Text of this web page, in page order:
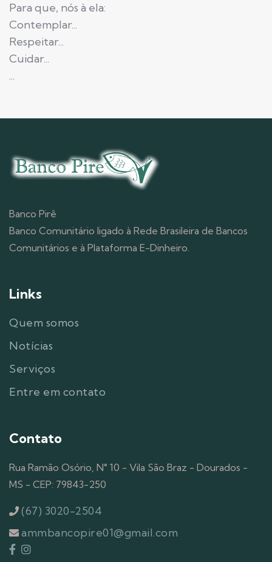
Para que, nós à ela:
Contemplar...
Respeitar...
Cuidar...
...
Banco Pirê
Banco Comunitário ligado à Rede Brasileira de Bancos
Comunitários e à Plataforma E-Dinheiro.
Links
Quem somos
Notícias
Serviços
Entre em contato
Contato
Rua Ramão Osório, N° 10 - Vila São Braz - Dourados -
MS - CEP: 79843-250
(67) 3020-2504
ammbancopire01@gmail.com